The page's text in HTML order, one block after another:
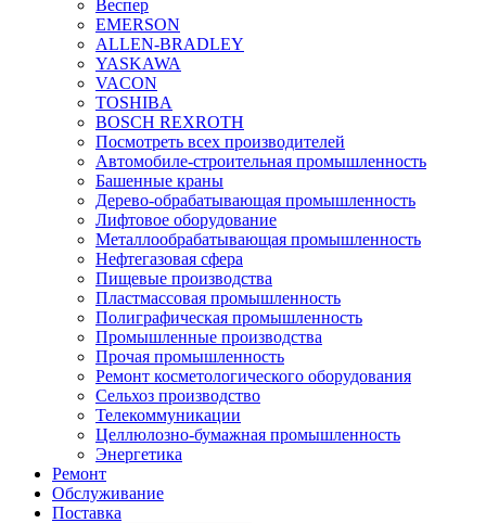
Веспер
EMERSON
ALLEN-BRADLEY
YASKAWA
VACON
TOSHIBA
BOSCH REXROTH
Посмотреть всех производителей
Автомобиле-строительная промышленность
Башенные краны
Дерево-обрабатывающая промышленность
Лифтовое оборудование
Металлообрабатывающая промышленность
Нефтегазовая сфера
Пищевые производства
Пластмассовая промышленность
Полиграфическая промышленность
Промышленные производства
Прочая промышленность
Ремонт косметологического оборудования
Сельхоз производство
Телекоммуникации
Целлюлозно-бумажная промышленность
Энергетика
Ремонт
Обслуживание
Поставка